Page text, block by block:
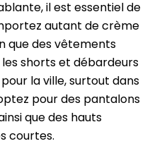
il est essentiel de
autant de crème
que des vêtements
shorts et débardeurs
la ville, surtout dans
pour des pantalons
que des hauts
courtes.